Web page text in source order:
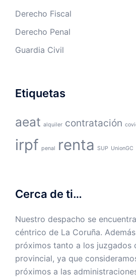
Derecho Fiscal
Derecho Penal
Guardia Civil
Etiquetas
aeat alquiler contratación
irpf penal renta SUP UnionGC
Cerca de ti…
Nuestro despacho se
céntrico de La Coruña.
próximos tanto a los juzgados
provincial, ya que
próximos a las